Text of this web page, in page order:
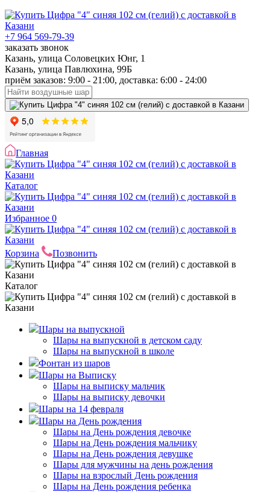
+7 964 569-79-39
заказать звонок
Казань, улица Соловецких Юнг, 1
Казань, улица Павлюхина, 99Б
приём заказов: 9:00 - 21:00, доставка: 6:00 - 24:00
Главная
Каталог
Избранное 0
Корзина Позвонить
Каталог
Шары на выпускной
Шары на выпускной в детском саду
Шары на выпускной в школе
Фонтан из шаров
Шары на Выписку
Шары на выписку мальчик
Шары на выписку девочки
Шары на 14 февраля
Шары на День рождения
Шары на День рождения девочке
Шары на День рождения мальчику
Шары на День рождения девушке
Шары для мужчины на день рождения
Шары на взрослый День рождения
Шары на День рождения ребенка